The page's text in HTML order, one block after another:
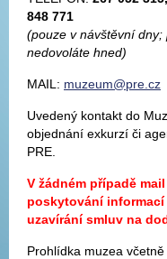
848 771
(pouze v návštěvní
nedovoláte hned)
MAIL: muzeum@pre.cz
Uvedený kontakt do
objednání exkurzí či
PRE.
V žádném případě
poskytování
uzavírání smluv na
Prohlídka muzea